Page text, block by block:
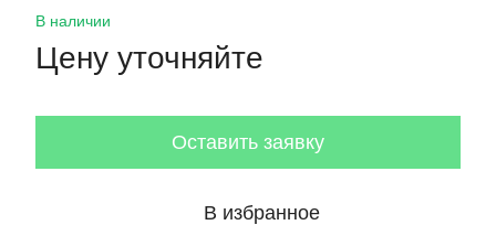
В наличии
Цену уточняйте
Оставить заявку
В избранное